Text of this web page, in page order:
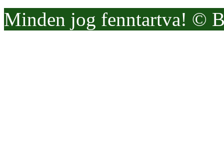
Minden jog fenntartva! ©